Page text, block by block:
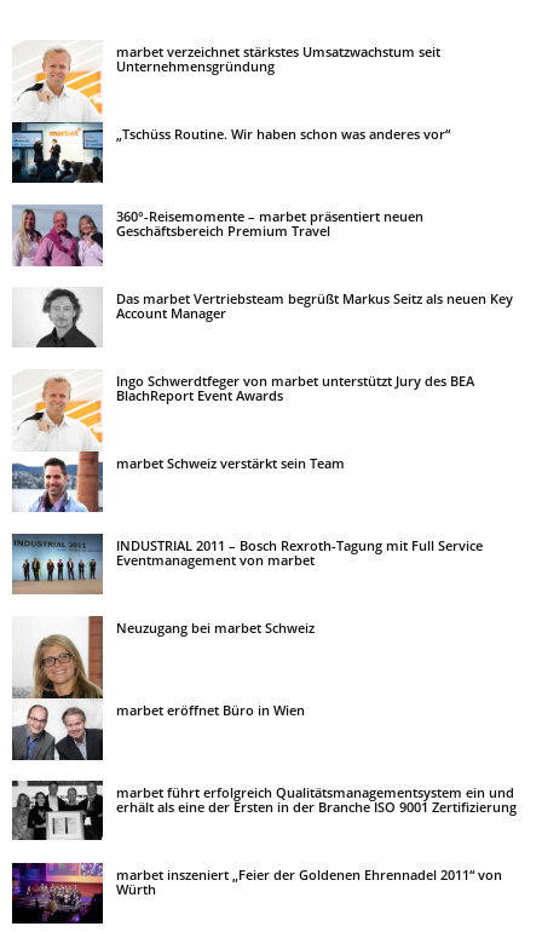
marbet verzeichnet stärkstes Umsatzwachstum seit
Unternehmensgründung
„Tschüss Routine. Wir haben schon was anderes vor“
360°-Reisemomente – marbet präsentiert neuen
Geschäftsbereich Premium Travel
Das marbet Vertriebsteam begrüßt Markus Seitz als neuen Key
Account Manager
Ingo Schwerdtfeger von marbet unterstützt Jury des BEA
BlachReport Event Awards
marbet Schweiz verstärkt sein Team
INDUSTRIAL 2011 – Bosch Rexroth-Tagung mit Full Service
Eventmanagement von marbet
Neuzugang bei marbet Schweiz
marbet eröffnet Büro in Wien
marbet führt erfolgreich Qualitätsmanagementsystem ein und
erhält als eine der Ersten in der Branche ISO 9001 Zertifizierung
marbet inszeniert „Feier der Goldenen Ehrennadel 2011“ von
Würth